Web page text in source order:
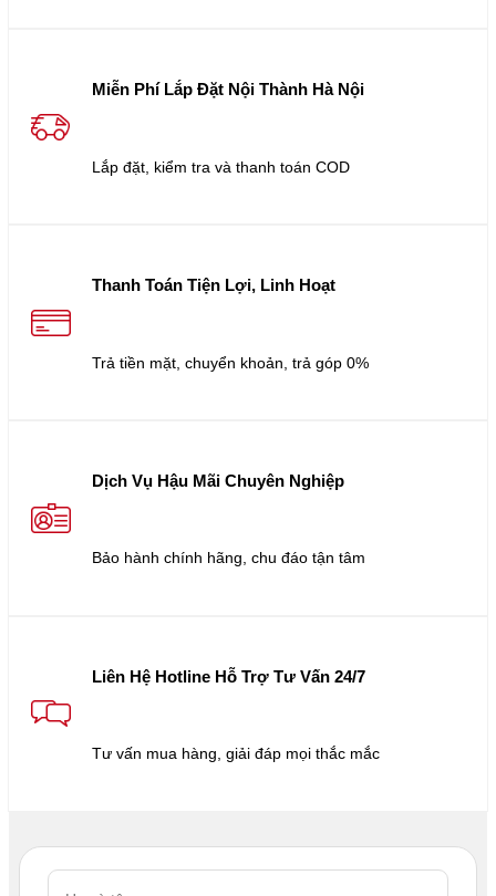
Miễn Phí Lắp Đặt Nội Thành Hà Nội
Lắp đặt, kiểm tra và thanh toán COD
Thanh Toán Tiện Lợi, Linh Hoạt
Trả tiền mặt, chuyển khoản, trả góp 0%
Dịch Vụ Hậu Mãi Chuyên Nghiệp
Bảo hành chính hãng, chu đáo tận tâm
Liên Hệ Hotline Hỗ Trợ Tư Vấn 24/7
Tư vấn mua hàng, giải đáp mọi thắc mắc